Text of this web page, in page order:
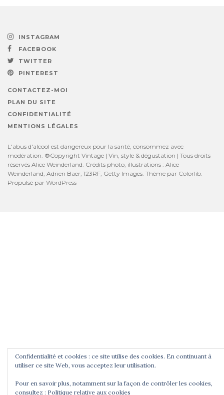
INSTAGRAM
FACEBOOK
TWITTER
PINTEREST
CONTACTEZ-MOI
PLAN DU SITE
CONFIDENTIALITÉ
MENTIONS LÉGALES
L'abus d'alcool est dangereux pour la santé, consommez avec
modération. ®Copyright Vintage | Vin, style & dégustation | Tous droits
réservés Alice Weinderland. Crédits photo, illustrations : Alice
Weinderland, Adrien Baer, 123RF, Getty Images. Thème par Colorlib
Propulsé par WordPress
Confidentialité et cookies : ce site utilise des cookies. En continuant à
utiliser ce site Web, vous acceptez leur utilisation.
Pour en savoir plus, notamment sur la façon de contrôler les cookies,
consultez : Politique relative aux cookies